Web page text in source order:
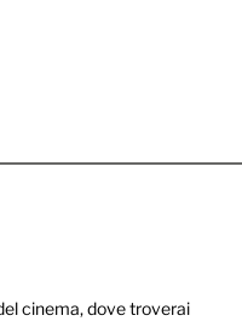
cinema, dove troverai